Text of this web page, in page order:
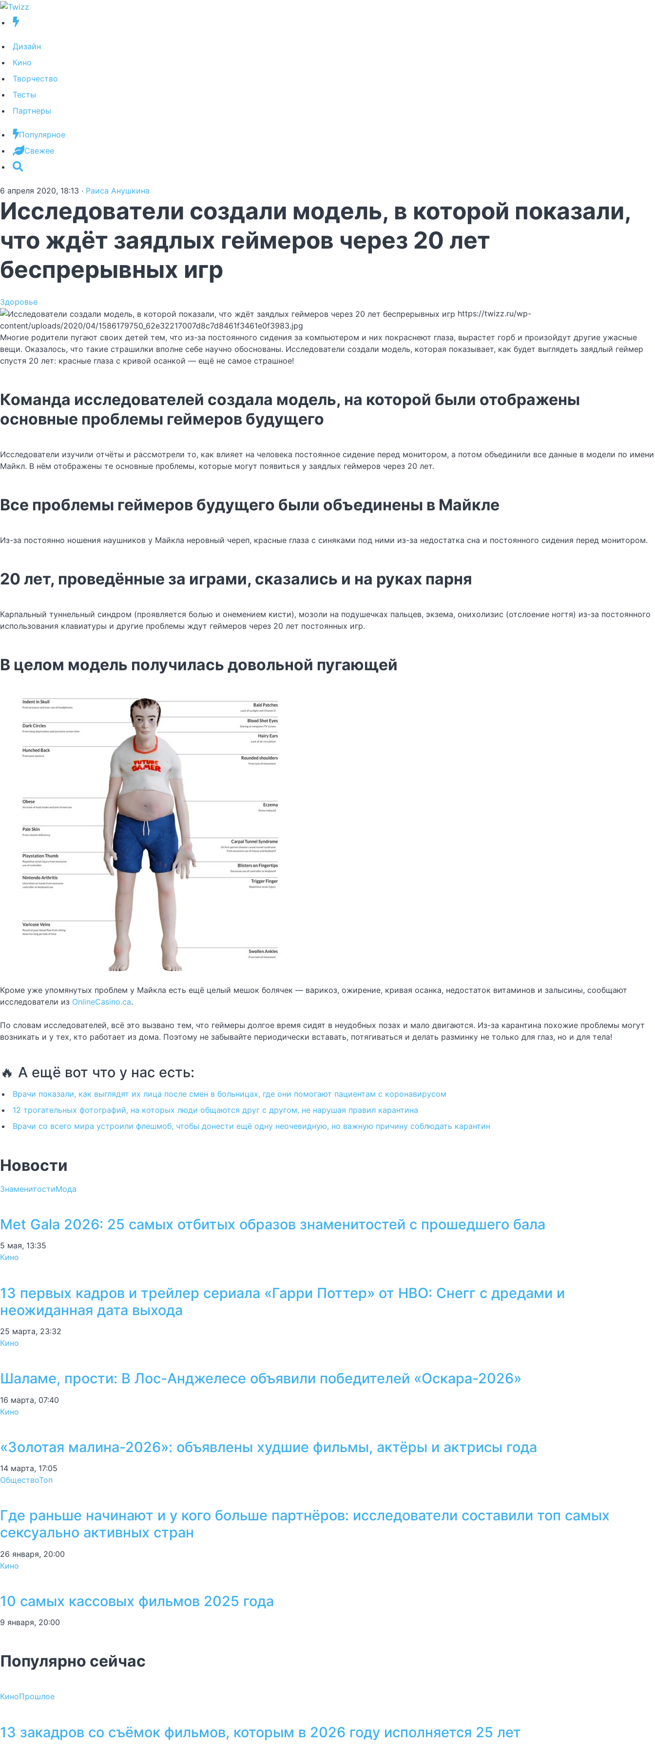
Дизайн
Кино
Творчество
Тесты
Партнеры
Популярное
Свежее
6 апреля 2020, 18:13 · Раиса Анушкина
Исследователи создали модель, в которой показали,
что ждёт заядлых геймеров через 20 лет
беспрерывных игр
Здоровье
https://twizz.ru/wp-
content/uploads/2020/04/1586179750_62e32217007d8c7d8461f3461e0f3983.jpg
Многие родители пугают своих детей тем, что из-за постоянного сидения за компьютером и них покраснеют глаза, вырастет горб и произойдут другие ужасные
вещи. Оказалось, что такие страшилки вполне себе научно обоснованы. Исследователи создали модель, которая показывает, как будет выглядеть заядлый геймер
спустя 20 лет: красные глаза с кривой осанкой — ещё не самое страшное!
Команда исследователей создала модель, на которой были отображены
основные проблемы геймеров будущего
Исследователи изучили отчёты и рассмотрели то, как влияет на человека постоянное сидение перед монитором, а потом объединили все данные в модели по имени
Майкл. В нём отображены те основные проблемы, которые могут появиться у заядлых геймеров через 20 лет.
Все проблемы геймеров будущего были объединены в Майкле
Из-за постоянно ношения наушников у Майкла неровный череп, красные глаза с синяками под ними из-за недостатка сна и постоянного сидения перед монитором.
20 лет, проведённые за играми, сказались и на руках парня
Карпальный туннельный синдром (проявляется болью и онемением кисти), мозоли на подушечках пальцев, экзема, онихолизис (отслоение ногтя) из-за постоянного
использования клавиатуры и другие проблемы ждут геймеров через 20 лет постоянных игр.
В целом модель получилась довольной пугающей
Кроме уже упомянутых проблем у Майкла есть ещё целый мешок болячек — варикоз, ожирение, кривая осанка, недостаток витаминов и залысины, сообщают
исследователи из OnlineCasino.ca.
По словам исследователей, всё это вызвано тем, что геймеры долгое время сидят в неудобных позах и мало двигаются. Из-за карантина похожие проблемы могут
возникать и у тех, кто работает из дома. Поэтому не забывайте периодически вставать, потягиваться и делать разминку не только для глаз, но и для тела!
🔥 А ещё вот что у нас есть:
Врачи показали, как выглядят их лица после смен в больницах, где они помогают пациентам с коронавирусом
12 трогательных фотографий, на которых люди общаются друг с другом, не нарушая правил карантина
Врачи со всего мира устроили флешмоб, чтобы донести ещё одну неочевидную, но важную причину соблюдать карантин
Новости
ЗнаменитостиМода
Met Gala 2026: 25 самых отбитых образов знаменитостей с прошедшего бала
5 мая, 13:35
Кино
13 первых кадров и трейлер сериала «Гарри Поттер» от HBO: Снегг с дредами и
неожиданная дата выхода
25 марта, 23:32
Кино
Шаламе, прости: В Лос-Анджелесе объявили победителей «Оскара-2026»
16 марта, 07:40
Кино
«Золотая малина-2026»: объявлены худшие фильмы, актёры и актрисы года
14 марта, 17:05
ОбществоТоп
Где раньше начинают и у кого больше партнёров: исследователи составили топ самых
сексуально активных стран
26 января, 20:00
Кино
10 самых кассовых фильмов 2025 года
9 января, 20:00
Популярно сейчас
КиноПрошлое
13 закадров со съёмок фильмов, которым в 2026 году исполняется 25 лет